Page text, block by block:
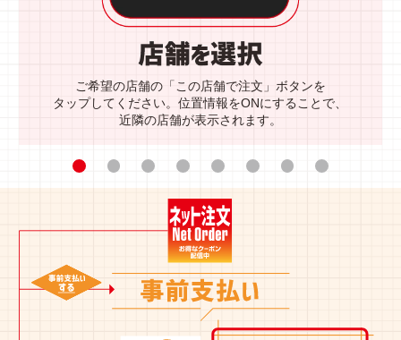
ご希望の店舗の「この店舗で注文」ボタンを
タップしてください。位置情報をONにすることで、
近隣の店舗が表示されます。